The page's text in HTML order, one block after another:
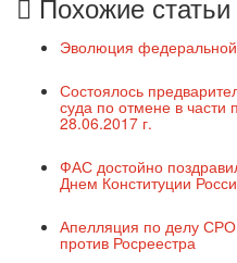
Эволюция
Состоялось
суда по отмене в части
28.06.2017 г.
ФАС достойно
Днем Конституции
Апелляция по делу
против Росреестра